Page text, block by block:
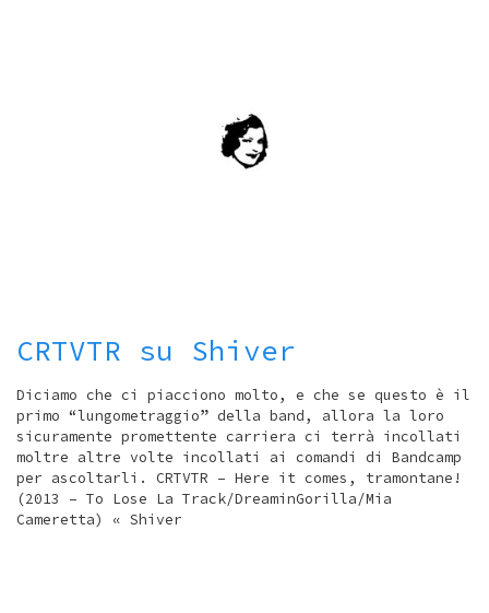
CRTVTR su Shiver
Diciamo che ci piacciono molto, e che se questo è il
primo “lungometraggio” della band, allora la loro
sicuramente promettente carriera ci terrà incollati
moltre altre volte incollati ai comandi di Bandcamp
per ascoltarli. CRTVTR – Here it comes, tramontane!
(2013 – To Lose La Track/DreaminGorilla/Mia
Cameretta) « Shiver